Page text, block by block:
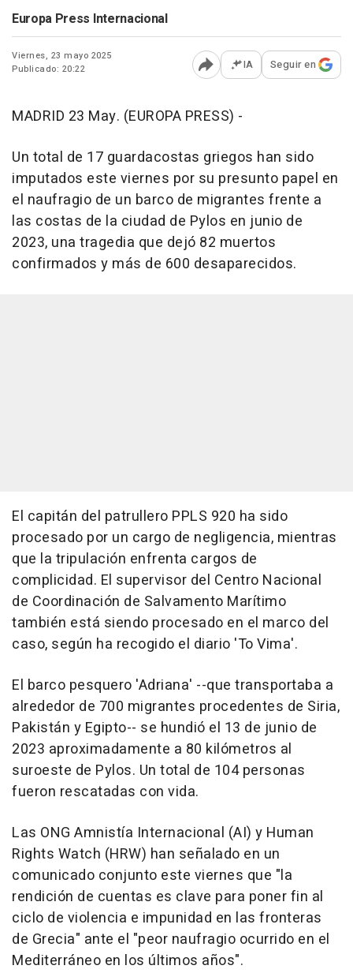
Europa Press Internacional
Viernes, 23 mayo 2025
Publicado: 20:22
Abrir opciones para
IA Seguir en
MADRID 23 May. (EUROPA PRESS) -
Un total de 17 guardacostas griegos han sido
imputados este viernes por su presunto papel en
el naufragio de un barco de migrantes frente a
las costas de la ciudad de Pylos en junio de
2023, una tragedia que dejó 82 muertos
confirmados y más de 600 desaparecidos.
El capitán del patrullero PPLS 920 ha sido
procesado por un cargo de negligencia, mientras
que la tripulación enfrenta cargos de
complicidad. El supervisor del Centro Nacional
de Coordinación de Salvamento Marítimo
también está siendo procesado en el marco del
caso, según ha recogido el diario 'To Vima'.
El barco pesquero 'Adriana' --que transportaba a
alrededor de 700 migrantes procedentes de Siria,
Pakistán y Egipto-- se hundió el 13 de junio de
2023 aproximadamente a 80 kilómetros al
suroeste de Pylos. Un total de 104 personas
fueron rescatadas con vida.
Las ONG Amnistía Internacional (AI) y Human
Rights Watch (HRW) han señalado en un
comunicado conjunto este viernes que "la
rendición de cuentas es clave para poner fin al
ciclo de violencia e impunidad en las fronteras
de Grecia" ante el "peor naufragio ocurrido en el
Mediterráneo en los últimos años".